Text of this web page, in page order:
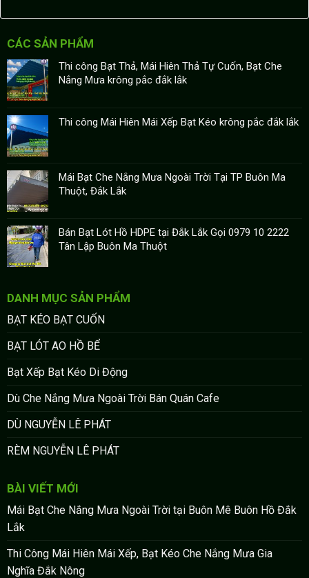
CÁC SẢN PHẨM
Thi công Bạt Thả, Mái Hiên Thả Tự Cuốn, Bạt Che
Nắng Mưa krông pắc đắk lắk
Thi công Mái Hiên Mái Xếp Bạt Kéo krông pắc đắk lắk
Mái Bạt Che Nắng Mưa Ngoài Trời Tại TP Buôn Ma
Thuột, Đắk Lắk
Bán Bạt Lót Hồ HDPE tại Đắk Lắk Gọi 0979 10 2222
Tân Lập Buôn Ma Thuột
DANH MỤC SẢN PHẨM
BẠT KÉO BẠT CUỐN
BẠT LÓT AO HỒ BỂ
Bạt Xếp Bạt Kéo Di Động
Dù Che Nắng Mưa Ngoài Trời Bán Quán Cafe
DÙ NGUYỄN LÊ PHÁT
RÈM NGUYỄN LÊ PHÁT
BÀI VIẾT MỚI
Mái Bạt Che Nắng Mưa Ngoài Trời tại Buôn Mê Buôn Hồ Đắk
Lắk
Thi Công Mái Hiên Mái Xếp, Bạt Kéo Che Nắng Mưa Gia
Nghĩa Đắk Nông